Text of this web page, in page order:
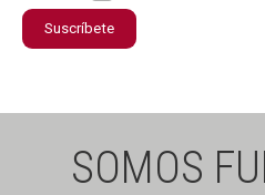
Suscríbete
SOMOS